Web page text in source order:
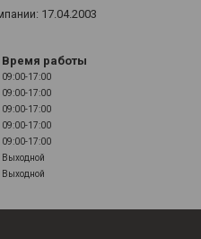
17.04.2003
Время работы
09:00-17:00
09:00-17:00
09:00-17:00
09:00-17:00
09:00-17:00
Выходной
Выходной